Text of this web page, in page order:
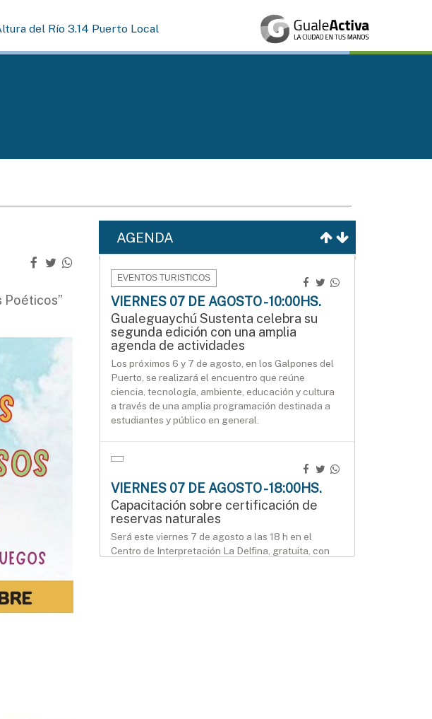
del Río 3.14 Puerto Local
Poéticos”
AGENDA
EVENTOS TURISTICOS
VIERNES 07 DE AGOSTO - 10:00HS.
Gualeguaychú Sustenta celebra su
segunda edición con una amplia
agenda de actividades
Los próximos 6 y 7 de agosto, en los Galpones del
Puerto, se realizará el encuentro que reúne
ciencia, tecnología, ambiente, educación y cultura
a través de una amplia programación destinada a
estudiantes y público en general.
VIERNES 07 DE AGOSTO - 18:00HS.
Capacitación sobre certificación de
reservas naturales
Será este viernes 7 de agosto a las 18 h en el
Centro de Interpretación La Delfina, gratuita, con